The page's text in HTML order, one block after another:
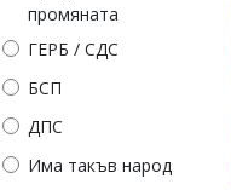
промяната
ГЕРБ / СДС
БСП
ДПС
Има такъв народ